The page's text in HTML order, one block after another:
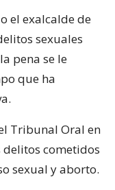
el exalcalde de
sexuales
pena se le
que ha
Tribunal Oral en
delitos cometidos
sexual y aborto.